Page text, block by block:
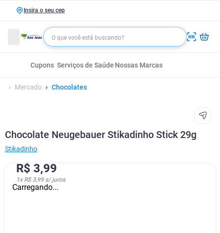
Insira o seu cep
Cupons Serviços de Saúde Nossas Marcas
Mercado Chocolates
Chocolate Neugebauer Stikadinho Stick 29g
Stikadinho
R$ 3,99
1x R$ 3,99s/ juros
Carregando...